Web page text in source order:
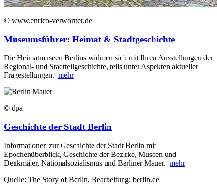
© www.enrico-verworner.de
Museumsführer: Heimat & Stadtgeschichte
Die Heimatmuseen Berlins widmen sich mit Ihren Ausstellungen der
Regional- und Stadtteilgeschichte, teils unter Aspekten aktueller
Fragestellungen. mehr
© dpa
Geschichte der Stadt Berlin
Informationen zur Geschichte der Stadt Berlin mit
Epochenüberblick, Geschichte der Bezirke, Museen und
Denkmäler, Nationalsozialismus und Berliner Mauer. mehr
Quelle: The Story of Berlin, Bearbeitung: berlin.de